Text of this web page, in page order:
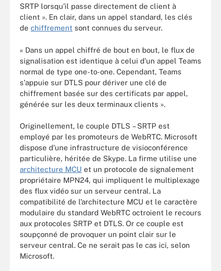
SRTP lorsqu’il passe directement de client à
client ». En clair, dans un appel standard, les clés
de chiffrement sont connues du serveur.
« Dans un appel chiffré de bout en bout, le flux de
signalisation est identique à celui d’un appel Teams
normal de type one-to-one. Cependant, Teams
s'appuie sur DTLS pour dériver une clé de
chiffrement basée sur des certificats par appel,
générée sur les deux terminaux clients ».
Originellement, le couple DTLS – SRTP est
employé par les promoteurs de WebRTC. Microsoft
dispose d’une infrastructure de visioconférence
particulière, héritée de Skype. La firme utilise une
architecture MCU et un protocole de signalement
propriétaire MPN24, qui impliquent le multiplexage
des flux vidéo sur un serveur central. La
compatibilité de l’architecture MCU et le caractère
modulaire du standard WebRTC octroient le recours
aux protocoles SRTP et DTLS. Or ce couple est
soupçonné de provoquer un point clair sur le
serveur central. Ce ne serait pas le cas ici, selon
Microsoft.